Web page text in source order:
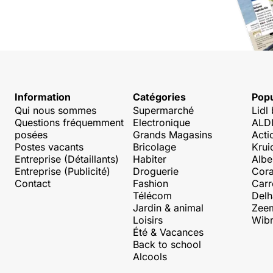
Information
Qui nous sommes
Questions fréquemment
posées
Postes vacants
Entreprise (Détaillants)
Entreprise (Publicité)
Contact
Catégories
Supermarché
Electronique
Grands Magasins
Bricolage
Habiter
Droguerie
Fashion
Télécom
Jardin & animal
Loisirs
Été & Vacances
Back to school
Alcools
Lidl